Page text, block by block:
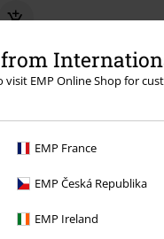
visit EMP Online Shop for
EMP France
EMP Česká Republika
EMP Ireland